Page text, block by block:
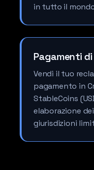
in tutto il
Pagamenti
Vendi il tuo
pagamento in
StableCoins
elaborazione
giurisdizioni